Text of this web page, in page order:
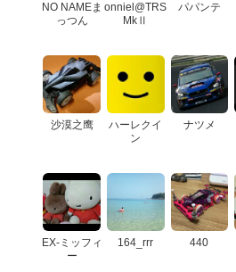
NO NAMEま
っつん
onniel@TRS
MkⅡ
パパンテ
沙漠之鹰
ハーレクイ
ン
ナツメ
EX-ミッフィ
ー
164_rrr 440